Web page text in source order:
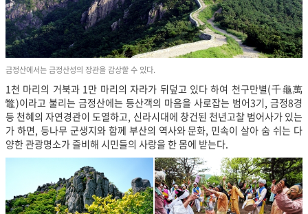
금정산에서는 금정산성의 장관을 감상할 수 있다.
1천 마리의 거북과 1만 마리의 자라가 뒤덮고 있다 하여 천구만별(千龜萬
鼈)이라고 불리는 금정산에는 등산객의 마음을 사로잡는 범어3기, 금정8경
등 천혜의 자연경관이 도열하고, 신라시대에 창건된 천년고찰 범어사가 있는
가 하면, 등나무 군생지와 함께 부산의 역사와 문화, 민속이 살아 숨 쉬는 다
양한 관광명소가 즐비해 시민들의 사랑을 한 몸에 받는다.